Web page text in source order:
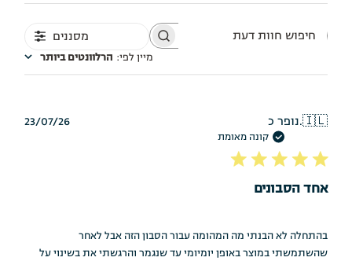
חיפוש
מסננים
מיין לפי: הרלוונטים ביותר
🇮🇱נופר כ.
קונה מאומת
אחד הסבונים
בהתחלה לא הבנתי מה המהומה עבור הסבון הזה אבל לאחר
שהשתמשתי במוצר באופן יומיומי עד שנגמר והרגשתי את בשינוי על
תאריך
23/07/26